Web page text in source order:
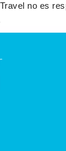
no es